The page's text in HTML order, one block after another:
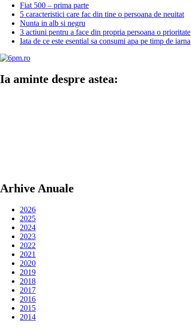
Fiat 500 – prima parte
5 caracteristici care fac din tine o persoana de neuitat
Nunta in alb si negru
3 actiuni pentru a face din propria persoana o prioritate
Iata de ce este esential sa consumi apa pe timp de iarna
Ia aminte despre astea:
Arhive Anuale
2026
2025
2024
2023
2022
2021
2020
2019
2018
2017
2016
2015
2014